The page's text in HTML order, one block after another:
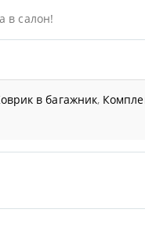
в салон!
в багажник,